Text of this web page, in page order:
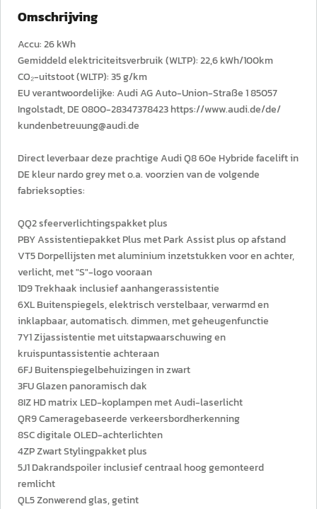
Omschrijving
Accu: 26 kWh
Gemiddeld elektriciteitsverbruik (WLTP): 22,6 kWh/100km
CO₂-uitstoot (WLTP): 35 g/km
EU verantwoordelijke: Audi AG Auto-Union-Straße 1 85057
Ingolstadt, DE 0800-28347378423 https://www.audi.de/de/
kundenbetreuung@audi.de
Direct leverbaar deze prachtige Audi Q8 60e Hybride facelift in
DE kleur nardo grey met o.a. voorzien van de volgende
fabrieksopties:
QQ2 sfeerverlichtingspakket plus
PBY Assistentiepakket Plus met Park Assist plus op afstand
VT5 Dorpellijsten met aluminium inzetstukken voor en achter,
verlicht, met "S"-logo vooraan
1D9 Trekhaak inclusief aanhangerassistentie
6XL Buitenspiegels, elektrisch verstelbaar, verwarmd en
inklapbaar, automatisch. dimmen, met geheugenfunctie
7Y1 Zijassistentie met uitstapwaarschuwing en
kruispuntassistentie achteraan
6FJ Buitenspiegelbehuizingen in zwart
3FU Glazen panoramisch dak
8IZ HD matrix LED-koplampen met Audi-laserlicht
QR9 Cameragebaseerde verkeersbordherkenning
8SC digitale OLED-achterlichten
4ZP Zwart Stylingpakket plus
5J1 Dakrandspoiler inclusief centraal hoog gemonteerd
remlicht
QL5 Zonwerend glas, getint